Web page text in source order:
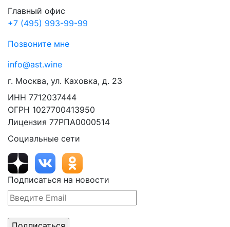
Главный офис
+7 (495) 993-99-99
Позвоните мне
info@ast.wine
г. Москва, ул. Каховка, д. 23
ИНН 7712037444
ОГРН 1027700413950
Лицензия 77РПА0000514
Социальные сети
Подписаться на новости